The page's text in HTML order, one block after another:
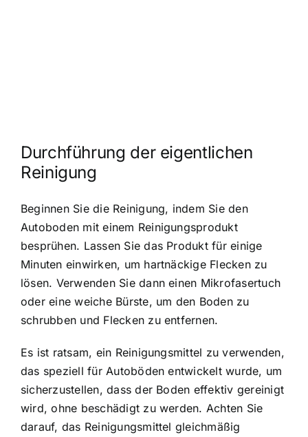
Durchführung der eigentlichen
Reinigung
Beginnen Sie die Reinigung, indem Sie den
Autoboden mit einem Reinigungsprodukt
besprühen. Lassen Sie das Produkt für einige
Minuten einwirken, um hartnäckige Flecken zu
lösen. Verwenden Sie dann einen Mikrofasertuch
oder eine weiche Bürste, um den Boden zu
schrubben und Flecken zu entfernen.
Es ist ratsam, ein Reinigungsmittel zu verwenden,
das speziell für Autoböden entwickelt wurde, um
sicherzustellen, dass der Boden effektiv gereinigt
wird, ohne beschädigt zu werden. Achten Sie
darauf, das Reinigungsmittel gleichmäßig